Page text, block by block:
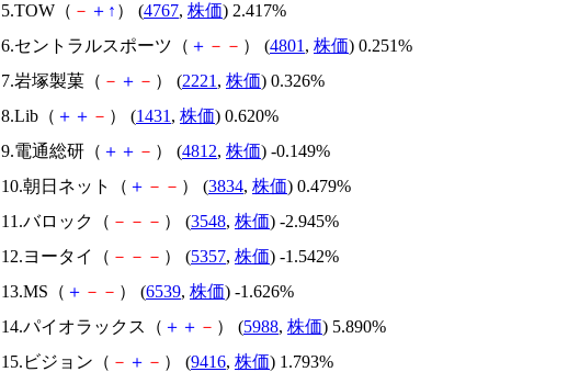
5.TOW（ － ＋ ↑ ） (4767, 株価) 2.417%
6.セントラルスポーツ（ ＋ － － ） (4801 , 株価) 0.251%
7.岩塚製菓（ － ＋ － ） (2221 , 株価) 0.326%
8.Lib（ ＋ ＋ － ） (1431 , 株価) 0.620%
9.電通総研（ ＋ ＋ － ） (4812, 株価) -0.149%
10.朝日ネット（ ＋ － － ） (3834, 株価) 0.479%
11.バロック（ － － － ） (3548, 株価) -2.945%
12.ヨータイ（ － － － ） (5357, 株価) -1.542%
13.MS（ ＋ － － ） (6539, 株価) -1.626%
14.パイオラックス（ ＋ ＋ － ） (5988, 株価) 5.890%
15.ビジョン（ － ＋ － ） (9416, 株価) 1.793%